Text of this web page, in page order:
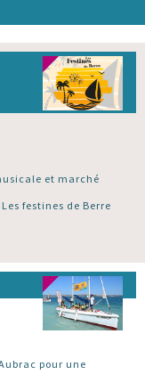
et marché
Les festines de Berre
pour une